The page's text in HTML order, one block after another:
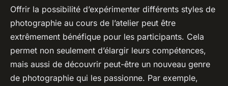
Offrir la possibilité d’expérimenter différents styles de
photographie au cours de l’atelier peut être
extrêmement bénéfique pour les participants. Cela
permet non seulement d’élargir leurs compétences,
mais aussi de découvrir peut-être un nouveau genre
de photographie qui les passionne. Par exemple,